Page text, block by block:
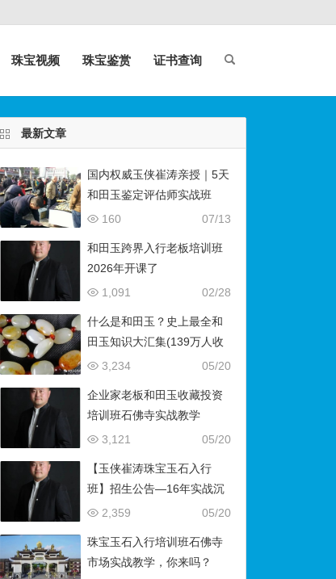
珠宝视频 珠宝鉴赏 证书查询
最新文章
国内权威玉侠崔涛亲授｜5天
和田玉鉴定评估师实战班
（石佛寺9月开班）
07/13
160
和田玉跨界入行老板培训班
2026年开课了
02/28
1,091
什么是和田玉？史上最全和
田玉知识大汇集(139万人收
藏）
05/20
3,234
企业家老板和田玉收藏投资
培训班石佛寺实战教学
05/20
3,121
【玉侠崔涛珠宝玉石入行
班】招生公告—16年实战沉
淀，助你叩开财富与传承之
05/20
2,359
珠宝玉石入行培训班石佛寺
市场实战教学，你来吗？